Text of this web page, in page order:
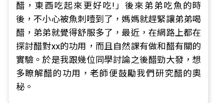
醋，東酉吃起來更好吃!」後來弟弟吃魚的時
後，不小心被魚刺噎到了，媽媽就趕緊讓弟弟喝
醋，弟弟就覺得舒服多了，最近，在網路上都在
探討醋對xx的功用，而且自然課有做和醋有關的
實驗。於是我跟幾位同學討論之後醋勁大發，想
多瞭解醋的功用，老師便鼓勵我們研究醋的奧
秘。